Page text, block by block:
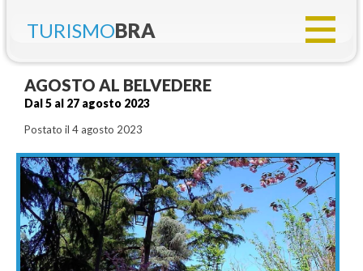
TURISMOBRA
AGOSTO AL BELVEDERE
Dal 5 al 27 agosto 2023
Postato il 4 agosto 2023